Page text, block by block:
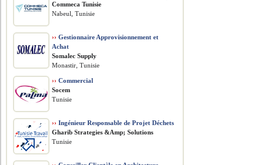
Commeca Tunisie
Nabeul, Tunisie
›› Gestionnaire Approvisionnement et
Achat
Somalec Supply
Monastir, Tunisie
›› Commercial
Socem
Tunisie
›› Ingénieur Responsable de Projet Déchets
Gharib Strategies &Amp; Solutions
Tunisie